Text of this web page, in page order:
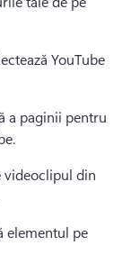
YouTube
a paginii pentru
videoclipul din
elementul pe